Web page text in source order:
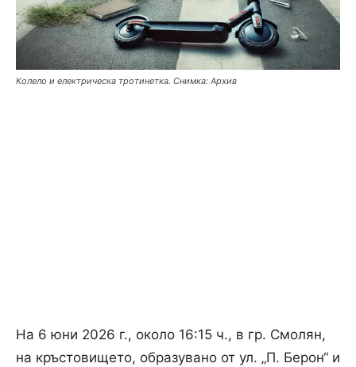
Колело и електрическа тротинетка. Снимка: Архив
На 6 юни 2026 г., около 16:15 ч., в гр. Смолян,
на кръстовището, образувано от ул. „П. Берон“ и